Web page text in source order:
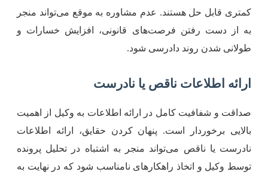
قابل حل هستند. عدم مشاوره به موقع می‌تواند منجر
از دست رفتن فرصت‌های قانونی، افزایش خسارات و
شدن روند دادرسی شود.
اطلاعات ناقص یا نادرست
و شفافیت کامل در ارائه اطلاعات به وکیل از اهمیت
برخوردار است. پنهان کردن حقایق، ارائه اطلاعات
یا ناقص می‌تواند منجر به اشتباه در تحلیل پرونده
وکیل و اتخاذ راهکارهای نامناسب شود که در نهایت به